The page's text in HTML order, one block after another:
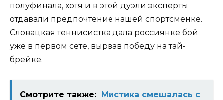
полуфинала, хотя и в этой дуэли эксперты
отдавали предпочтение нашей спортсменке.
Словацкая теннисистка дала россиянке бой
уже в первом сете, вырвав победу на тай-
брейке.
Смотрите также:
Мистика смешалась с